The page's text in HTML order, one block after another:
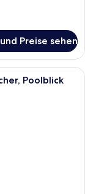
Preise sehen
mit Bett, Nachttisch,
Poolblick